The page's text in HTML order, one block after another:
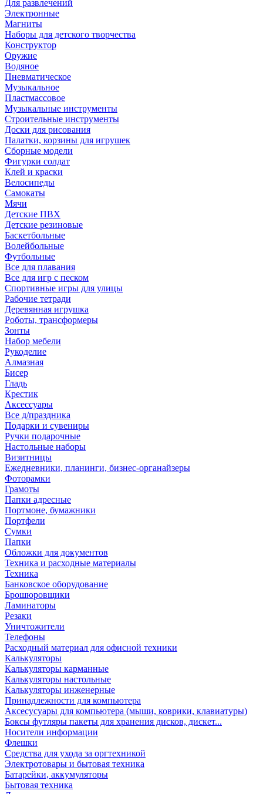
Для развлечений
Электронные
Магниты
Наборы для детского творчества
Конструктор
Оружие
Водяное
Пневматическое
Музыкальное
Пластмассовое
Музыкальные инструменты
Строительные инструменты
Доски для рисования
Палатки, корзины для игрушек
Сборные модели
Фигурки солдат
Клей и краски
Велосипеды
Самокаты
Мячи
Детские ПВХ
Детские резиновые
Баскетбольные
Волейбольные
Футбольные
Все для плавания
Все для игр с песком
Спортивные игры для улицы
Рабочие тетради
Деревянная игрушка
Роботы, трансформеры
Зонты
Набор мебели
Рукоделие
Алмазная
Бисер
Гладь
Крестик
Аксессуары
Все д/праздника
Подарки и сувениры
Ручки подарочные
Настольные наборы
Визитницы
Ежедневники, планинги, бизнес-органайзеры
Фоторамки
Грамоты
Папки адресные
Портмоне, бумажники
Портфели
Сумки
Папки
Обложки для документов
Техника и расходные материалы
Техника
Банковское оборудование
Брошюровщики
Ламинаторы
Резаки
Уничтожители
Телефоны
Расходный материал для офисной техники
Калькуляторы
Калькуляторы карманные
Калькуляторы настольные
Калькуляторы инженерные
Принадлежности для компьютера
Аксесусуары для компьютера (мыши, коврики, клавиатуры)
Боксы футляры пакеты для хранения дисков, дискет...
Носители информации
Флешки
Средства для ухода за оргтехникой
Электротовары и бытовая техника
Батарейки, аккумуляторы
Бытовая техника